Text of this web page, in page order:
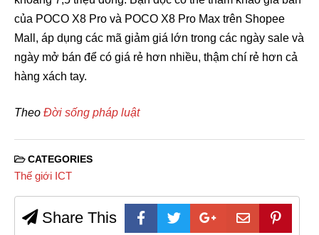
của POCO X8 Pro và POCO X8 Pro Max trên Shopee
Mall, áp dụng các mã giảm giá lớn trong các ngày sale và
ngày mở bán để có giá rẻ hơn nhiều, thậm chí rẻ hơn cả
hàng xách tay.
Theo Đời sống pháp luật
CATEGORIES
Thế giới ICT
Share This